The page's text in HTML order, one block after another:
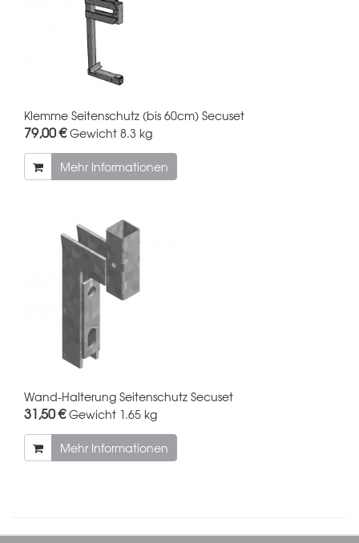
Klemme Seitenschutz (bis 60cm) Secuset
79,00 €Gewicht 8.3 kg
Mehr Informationen
Wand-Halterung Seitenschutz Secuset
31,50 €Gewicht 1.65 kg
Mehr Informationen